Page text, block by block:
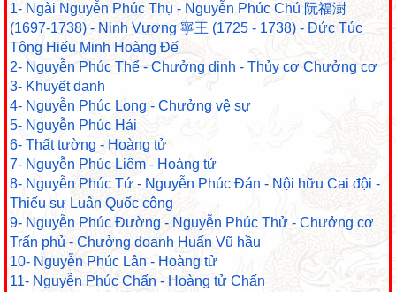
1- Ngài Nguyễn Phúc Thụ - Nguyễn Phúc Chú 阮福澍
(1697-1738) - Ninh Vương 寧王 (1725 - 1738) - Đức Túc
Tông Hiếu Minh Hoàng Đế
2- Nguyễn Phúc Thể - Chưởng dinh - Thủy cơ Chưởng cơ
3- Khuyết danh
4- Nguyễn Phúc Long - Chưởng vệ sự
5- Nguyễn Phúc Hải
6- Thất tường - Hoàng tử
7- Nguyễn Phúc Liêm - Hoàng tử
8- Nguyễn Phúc Tứ - Nguyễn Phúc Đán - Nội hữu Cai đội -
Thiếu sư Luân Quốc công
9- Nguyễn Phúc Đường - Nguyễn Phúc Thử - Chưởng cơ
Trấn phủ - Chưởng doanh Huấn Vũ hầu
10- Nguyễn Phúc Lân - Hoàng tử
11- Nguyễn Phúc Chấn - Hoàng tử Chấn